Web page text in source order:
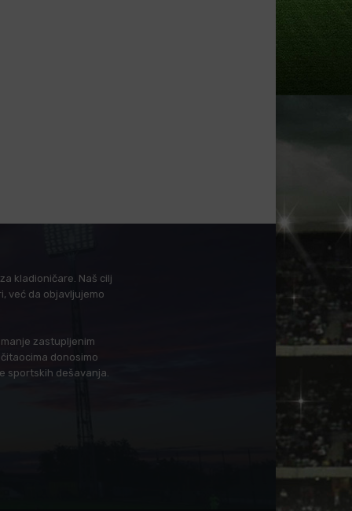
kladioničare. Naš cilj
već da objavljujemo
zastupljenim
donosimo
sportskih dešavanja.